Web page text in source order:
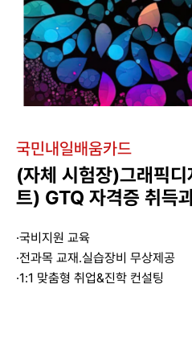
국민내일배움카드
(자체 시험장)그래픽
트) GTQ 자격증 취득
·국비지원 교육
·전과목 교재.실습장비 무상제공
·1:1 맞춤형 취업&진학 컨설팅